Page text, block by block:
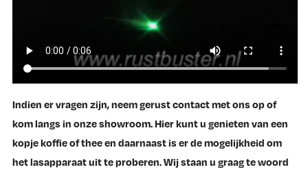
Indien er vragen zijn, neem gerust contact met ons op of
kom langs in onze showroom. Hier kunt u genieten van een
kopje koffie of thee en daarnaast is er de mogelijkheid om
het lasapparaat uit te proberen. Wij staan u graag te woord